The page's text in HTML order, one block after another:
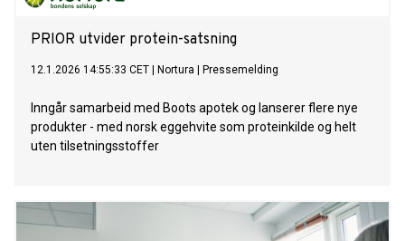
PRIOR utvider protein-satsning
12.1.2026 14:55:33 CET Nortura Pressemelding
Inngår samarbeid med Boots apotek og lanserer flere nye
produkter - med norsk eggehvite som proteinkilde og helt
uten tilsetningsstoffer